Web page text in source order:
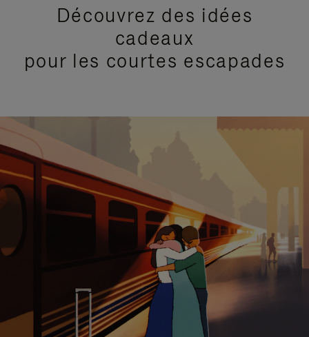
Découvrez des idées
cadeaux
pour les courtes escapades